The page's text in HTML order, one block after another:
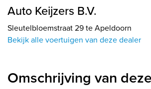
Auto Keijzers B.V.
Sleutelbloemstraat 29 te Apeldoorn
Bekijk alle voertuigen van deze dealer
Omschrijving van